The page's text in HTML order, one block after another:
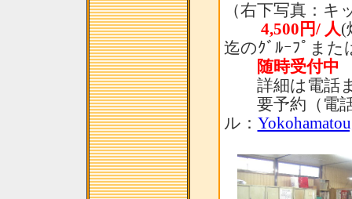
（右下写真：キ
4,500円/ 人(
迄のｸﾞﾙｰﾌﾟまた
随時受付中
詳細は電話ま
要予約（電話
ル：